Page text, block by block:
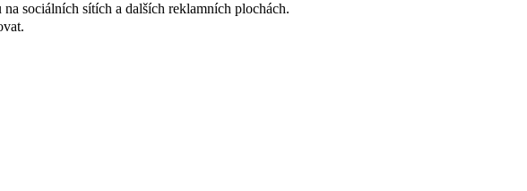
sociálních sítích a dalších reklamních plochách.